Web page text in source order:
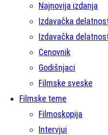
Najnovija izdanja
Izdavačka
Izdavačka
Cenovnik
Godišnjaci
Filmske sveske
Filmske teme
Filmoskopija
Intervjui